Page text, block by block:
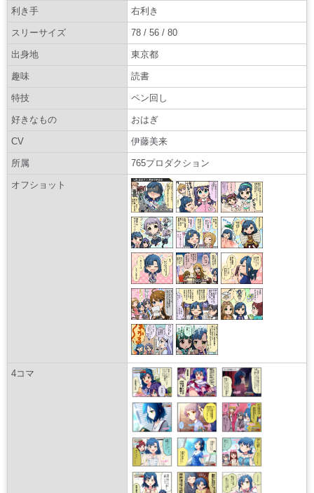
利き手 右利き
スリーサイズ 78 / 56 / 80
出身地 東京都
趣味 読書
特技 ペン回し
好きなもの おはぎ
CV 伊藤美来
所属 765プロダクション
オフショット
4コマ